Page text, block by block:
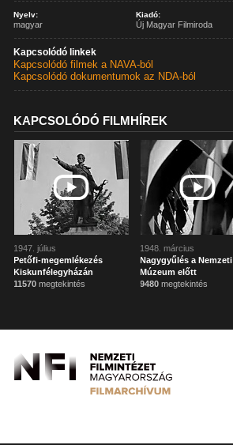
Nyelv:
magyar
Kiadó:
Új Magyar Filmiroda
Kapcsolódó linkek
Kapcsolódó filmek a NAVA-ból
Kapcsolódó dokumentumok az NDA-ból
KAPCSOLÓDÓ FILMHÍREK
1947. július
Petőfi-megemlékezés
Kiskunfélegyházán
11570 megtekintés
1948. március
Nagygyűlés a Nemzeti
Múzeum előtt
9480 megtekintés